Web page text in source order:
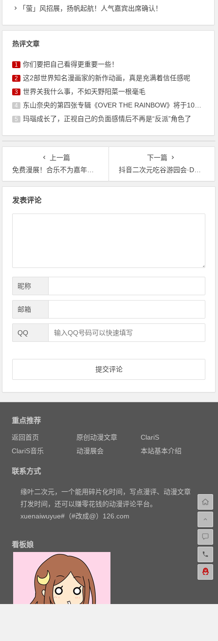
「萤」风招展，扬帆起航！人气嘉宾出席确认！
热评文章
1 你们要把自己看得更重要一些！
2 这2部世界知名漫画家的新作动画，真是充满着信任感呢
3 世界关我什么事，不如天野阳菜一根毫毛
4 东山奈央的第四张专辑《OVER THE RAINBOW》将于10月7日发售
5 玛瑙成长了，正视自己的负面感情后不再是“反派”角色了
上一篇
免费漫展！合乐不为嘉年华8月活动上新啦！
下一篇
抖音二次元吃谷游园会·D漫盛典，用动漫的方式纪念这个夏天！
发表评论
昵称
邮箱
QQ
重点推荐
返回首页 原创动漫文章
ClariS
ClariS音乐
动漫展会 本站基本介绍
联系方式
缘叶二次元，一个能用碎片化时间，写点漫评、动漫文章
打发时间，还可以赚零花钱的动漫评论平台。
xuenaiwuyue#（#改成@）126.com
看板娘